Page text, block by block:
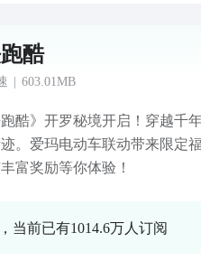
酷
603.01MB
跑酷》开罗秘境开启！穿越千
。爱玛电动车联动带来限定
富奖励等你体验！
当前已有1014.6万人订阅